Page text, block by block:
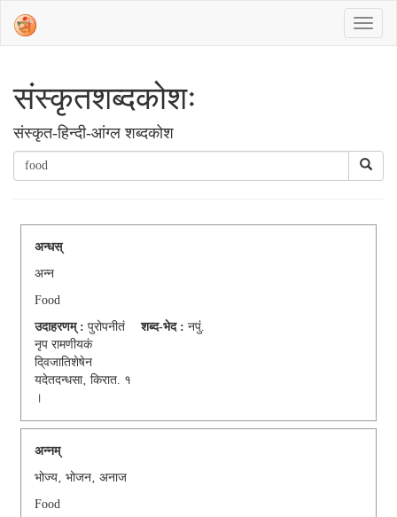
संस्‍कृतशब्‍दकोशः
संस्‍कृत-हिन्दी-आंग्ल शब्दकोश
अन्धस्
अन्न
Food
उदाहरणम् : पुरोपनीतं
नृप रामणीयकं
दि्वजातिशेषेन
यदेतदन्धसा‚ किरात. १
।
शब्द-भेद : नपुं.
अन्नम्
भोज्य‚ भोजन‚ अनाज
Food